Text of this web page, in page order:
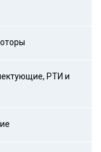
РТИ и